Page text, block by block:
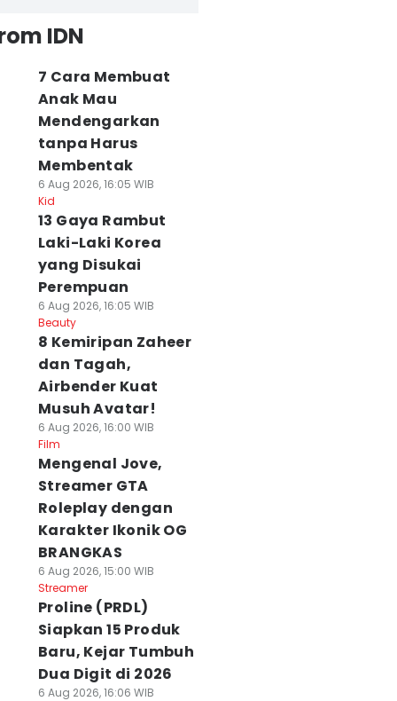
IDN
7 Cara Membuat
Anak Mau
Mendengarkan
tanpa Harus
Membentak
6 Aug 2026, 16:05 WIB
Kid
13 Gaya Rambut
Laki-Laki Korea
yang Disukai
Perempuan
6 Aug 2026, 16:05 WIB
Beauty
8 Kemiripan Zaheer
dan Tagah,
Airbender Kuat
Musuh Avatar!
6 Aug 2026, 16:00 WIB
Film
Mengenal Jove,
Streamer GTA
Roleplay dengan
Karakter Ikonik OG
BRANGKAS
6 Aug 2026, 15:00 WIB
Streamer
Proline (PRDL)
Siapkan 15 Produk
Baru, Kejar Tumbuh
Dua Digit di 2026
6 Aug 2026, 16:06 WIB